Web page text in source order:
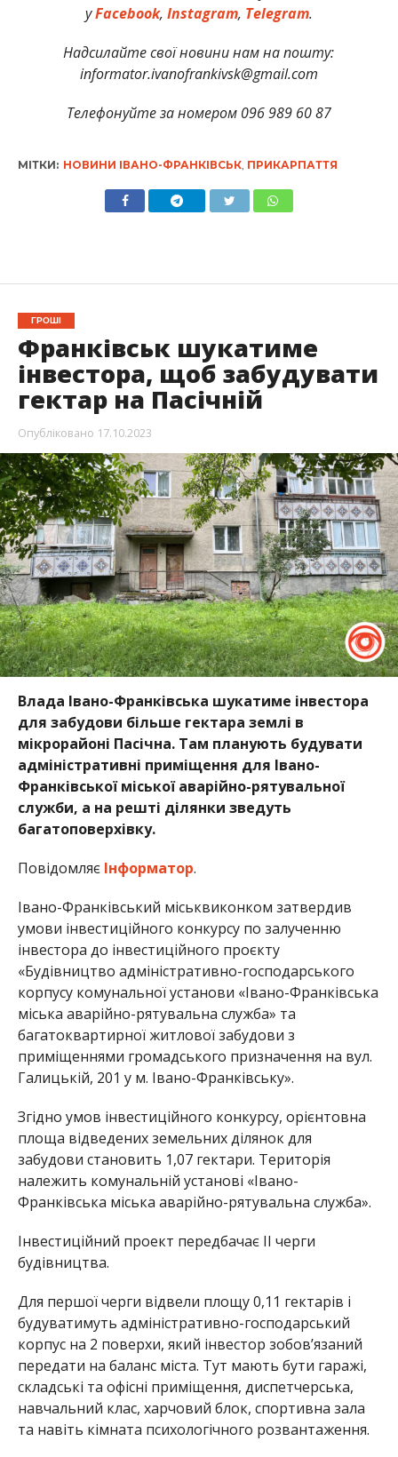
уFacebook, Instagram, Telegram.
Надсилайте свої новини нам на пошту:
informator.ivanofrankivsk@gmail.com
Телефонуйте за номером 096 989 60 87
МІТКИ: НОВИНИ ІВАНО-ФРАНКІВСЬК, ПРИКАРПАТТЯ
ГРОШІ
Франківськ шукатиме
інвестора, щоб забудувати
гектар на Пасічній
Опубліковано 17.10.2023
Влада Івано-Франківська шукатиме інвестора
для забудови більше гектара землі в
мікрорайоні Пасічна. Там планують будувати
адміністративні приміщення для Івано-
Франківської міської аварійно-рятувальної
служби, а на решті ділянки зведуть
багатоповерхівку.
Повідомляє Інформатор.
Івано-Франківський міськвиконком затвердив
умови інвестиційного конкурсу по залученню
інвестора до інвестиційного проєкту
«Будівництво адміністративно-господарського
корпусу комунальної установи «Івано-Франківська
міська аварійно-рятувальна служба» та
багатоквартирної житлової забудови з
приміщеннями громадського призначення на вул.
Галицькій, 201 у м. Івано-Франківську».
Згідно умов інвестиційного конкурсу, орієнтовна
площа відведених земельних ділянок для
забудови становить 1,07 гектари. Територія
належить комунальній установі «Івано-
Франківська міська аварійно-рятувальна служба».
Інвестиційний проект передбачає ІІ черги
будівництва.
Для першої черги відвели площу 0,11 гектарів і
будуватимуть адміністративно-господарський
корпус на 2 поверхи, який інвестор зобов’язаний
передати на баланс міста. Тут мають бути гаражі,
складські та офісні приміщення, диспетчерська,
навчальний клас, харчовий блок, спортивна зала
та навіть кімната психологічного розвантаження.